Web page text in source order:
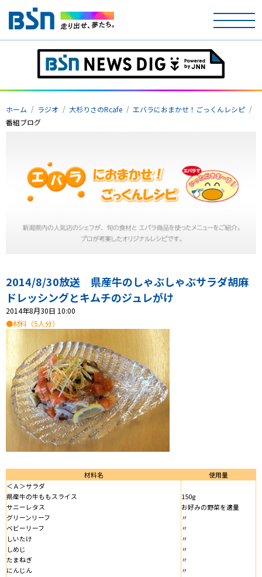
ホーム
テレビ
ラジオ
イベント
ニュース
天気
コンテンツ・アプリ
Well-being
防災・減災
ショッピング
会社概要・ビジョン
お問い合わせ
ホーム ラジオ 大杉りさのRcafe
エバラにおまかせ！ごっくんレシピ
番組ブログ
2014/8/30放送 県産牛のしゃぶしゃぶサラダ胡麻
ドレッシングとキムチのジュレがけ
2014年8月30日 10:00
●材料（5人分）
材料名
使用量
＜Ａ＞サラダ
県産牛の牛ももスライス
サニーレタス
グリーンリーフ
ベビーリーフ
しいたけ
しめじ
たまねぎ
にんじん
150g
お好みの野菜を適量
〃
〃
〃
〃
〃
〃